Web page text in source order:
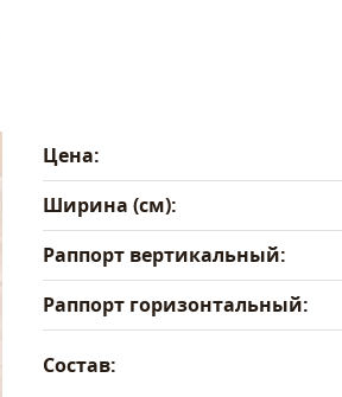
Цена:
Ширина (см):
Раппорт вертикальный:
Раппорт горизонтальный:
Состав: